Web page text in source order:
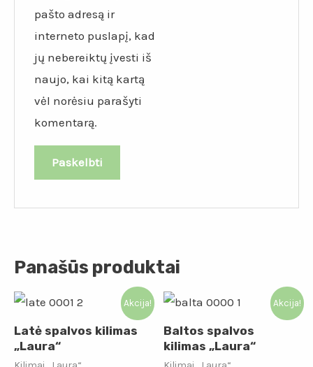
pašto adresą ir
interneto puslapį, kad
jų nebereiktų įvesti iš
naujo, kai kitą kartą
vėl norėsiu parašyti
komentarą.
Panašūs produktai
Akcija!
Latė spalvos kilimas
„Laura“
Akcija!
Baltos spalvos
kilimas „Laura“